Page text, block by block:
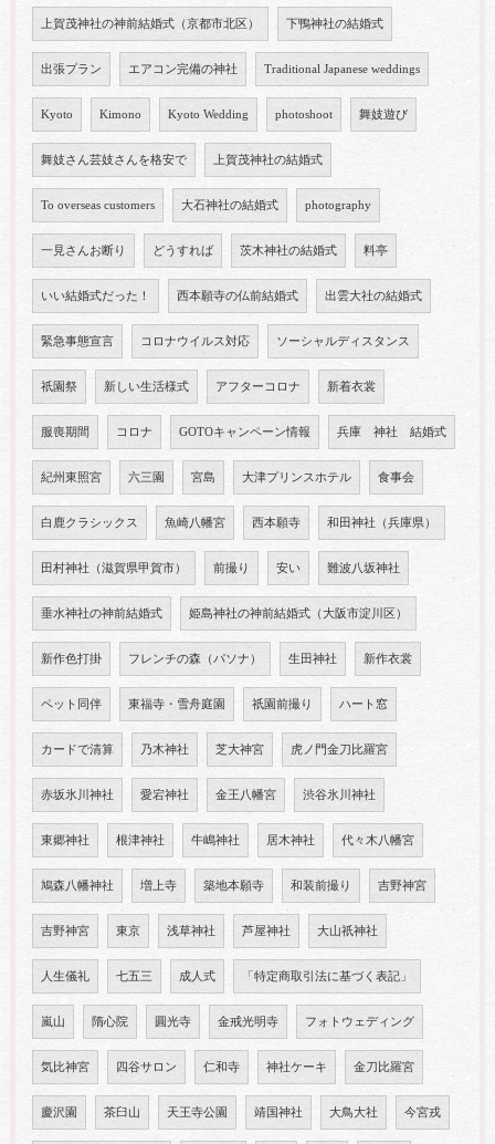
上賀茂神社の神前結婚式（京都市北区） 下鴨神社の結婚式
出張プラン エアコン完備の神社 Traditional Japanese weddings
Kyoto Kimono Kyoto Wedding photoshoot 舞妓遊び
舞妓さん芸妓さんを格安で 上賀茂神社の結婚式
To overseas customers 大石神社の結婚式 photography
一見さんお断り どうすれば 茨木神社の結婚式 料亭
いい結婚式だった！ 西本願寺の仏前結婚式 出雲大社の結婚式
緊急事態宣言 コロナウイルス対応 ソーシャルディスタンス
祇園祭 新しい生活様式 アフターコロナ 新着衣裳
服喪期間 コロナ GOTOキャンペーン情報 兵庫 神社 結婚式
紀州東照宮 六三園 宮島 大津プリンスホテル 食事会
白鹿クラシックス 魚崎八幡宮 西本願寺 和田神社（兵庫県）
田村神社（滋賀県甲賀市） 前撮り 安い 難波八坂神社
垂水神社の神前結婚式 姫島神社の神前結婚式（大阪市淀川区）
新作色打掛 フレンチの森（パソナ） 生田神社 新作衣裳
ペット同伴 東福寺・雪舟庭園 祇園前撮り ハート窓
カードで清算 乃木神社 芝大神宮 虎ノ門金刀比羅宮
赤坂氷川神社 愛宕神社 金王八幡宮 渋谷氷川神社
東郷神社 根津神社 牛嶋神社 居木神社 代々木八幡宮
鳩森八幡神社 増上寺 築地本願寺 和装前撮り 吉野神宮
吉野神宮 東京 浅草神社 芦屋神社 大山祇神社
人生儀礼 七五三 成人式 「特定商取引法に基づく表記」
嵐山 隋心院 圓光寺 金戒光明寺 フォトウェディング
気比神宮 四谷サロン 仁和寺 神社ケーキ 金刀比羅宮
慶沢園 茶臼山 天王寺公園 靖国神社 大鳥大社 今宮戎